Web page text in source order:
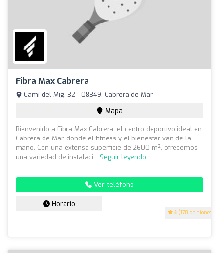
Fibra Max Cabrera
4 (178 opiniones)
Camí del Mig, 32 - 08349, Cabrera de Mar
Mapa
Bienvenido a Fibra Max Cabrera, el centro deportivo ideal en
Cabrera de Mar, donde el fitness y el bienestar van de la
mano. Con una extensa superficie de 2600 m², ofrecemos
una variedad de instalaci... Seguir leyendo
Ver teléfono
Horario